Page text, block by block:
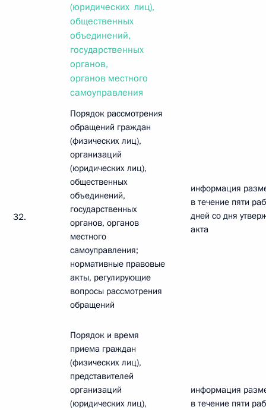
(юридических лиц),
общественных
объединений,
государственных
органов,
органов местного
самоуправления
32.
Порядок рассмотрения
обращений граждан
(физических лиц),
организаций
(юридических лиц),
общественных
объединений,
государственных
органов, органов
местного
самоуправления;
нормативные правовые
акты, регулирующие
вопросы рассмотрения
обращений
информация
в течение пяти
дней со дня
акта
Порядок и время
приема граждан
(физических лиц),
представителей
организаций
(юридических лиц),
информация
в течение пяти